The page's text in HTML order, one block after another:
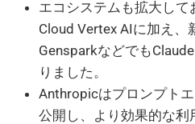
エコシステムも拡大し
Cloud Vertex AIに加え、
Gensparkなどでも
りました。
Anthropicはプロンプト
公開し、より効果的な利